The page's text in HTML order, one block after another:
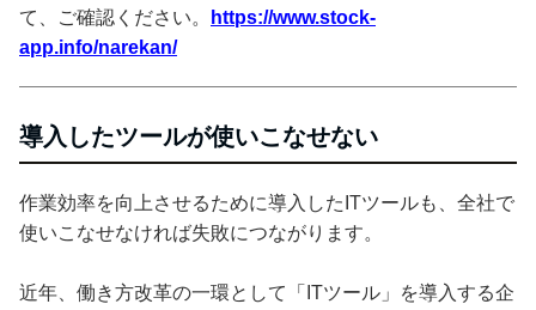
て、ご確認ください。
https://www.stock-
app.info/narekan/
導入したツールが使いこなせない
作業効率を向上させるために導入したITツールも、全社で
使いこなせなければ失敗につながります。
近年、働き方改革の一環として「ITツール」を導入する企